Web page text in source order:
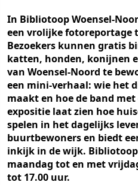
In Bibliotoop Woensel-
een vrolijke fotoreportage
Bezoekers kunnen gratis
katten, honden, konijnen
van Woensel-Noord te
een mini-verhaal: wie het
maakt en hoe de band
expositie laat zien hoe
spelen in het dagelijks
buurtbewoners en biedt
inkijk in de wijk.
maandag tot en met
tot 17.00 uur.